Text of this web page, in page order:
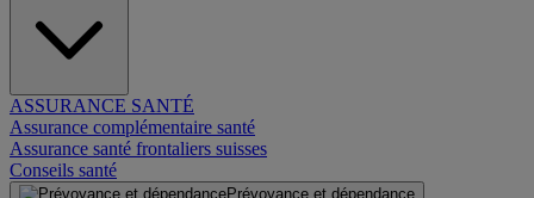
ASSURANCE SANTÉ
Assurance complémentaire santé
Assurance santé frontaliers suisses
Conseils santé
Prévoyance et dépendance